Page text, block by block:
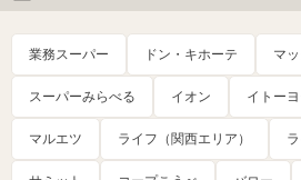
業務スーパー ドン・キホーテ マ
スーパーみらべる イオン イトー
マルエツ ライフ（関西エリア）